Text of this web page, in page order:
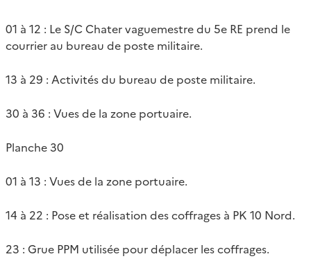
01 à 12 : Le S/C Chater vaguemestre du 5e RE prend le
courrier au bureau de poste militaire.
13 à 29 : Activités du bureau de poste militaire.
30 à 36 : Vues de la zone portuaire.
Planche 30
01 à 13 : Vues de la zone portuaire.
14 à 22 : Pose et réalisation des coffrages à PK 10 Nord.
23 : Grue PPM utilisée pour déplacer les coffrages.